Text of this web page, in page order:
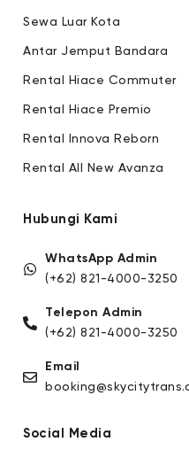
Sewa Luar Kota
Antar Jemput Bandara
Rental Hiace Commuter
Rental Hiace Premio
Rental Innova Reborn
Rental All New Avanza
Hubungi Kami
WhatsApp Admin
(+62) 821-4000-3250
Telepon Admin
(+62) 821-4000-3250
Email
Social Media